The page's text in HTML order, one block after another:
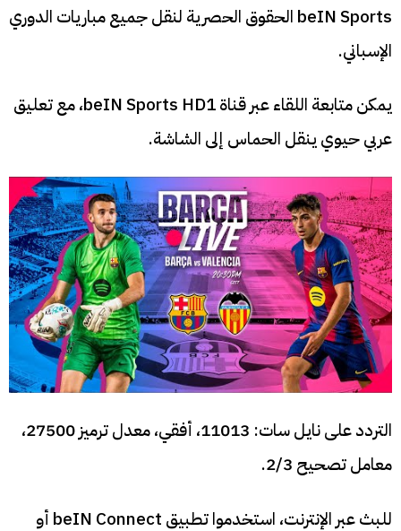
beIN Sports الحقوق الحصرية لنقل جميع مباريات الدوري
الإسباني.
يمكن متابعة اللقاء عبر قناة beIN Sports HD1، مع تعليق
عربي حيوي ينقل الحماس إلى الشاشة.
التردد على نايل سات: 11013، أفقي، معدل ترميز 27500،
معامل تصحيح 2/3.
للبث عبر الإنترنت، استخدموا تطبيق beIN Connect أو